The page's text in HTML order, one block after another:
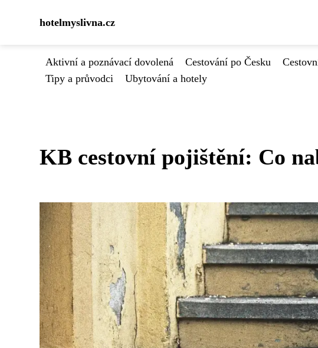
hotelmyslivna.cz
Aktivní a poznávací dovolená Cestování po Česku
Tipy a průvodci
Ubytování a hotely
KB cestovní pojištění: Co